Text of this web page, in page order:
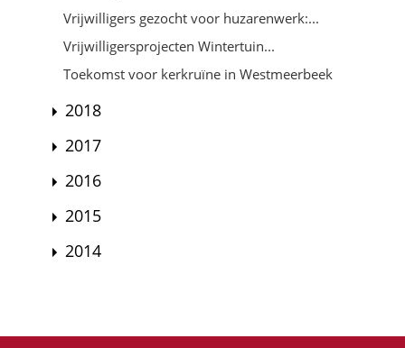
Vrijwilligers gezocht voor huzarenwerk:...
Vrijwilligersprojecten Wintertuin...
Toekomst voor kerkruïne in Westmeerbeek
2018
2017
2016
2015
2014